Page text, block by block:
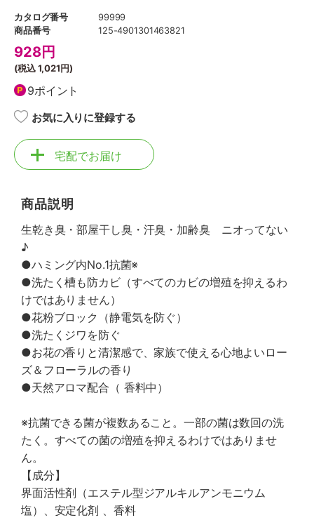
カタログ番号
99999
商品番号
125-4901301463821
928円
(税込1,021円)
9ポイント
お気に入りに登録する
宅配でお届け
商品説明
生乾き臭・部屋干し臭・汗臭・加齢臭 ニオってない
♪
●ハミング内No.1抗菌※
●洗たく槽も防カビ（すべてのカビの増殖を抑えるわ
けではありません）
●花粉ブロック（静電気を防ぐ）
●洗たくジワを防ぐ
●お花の香りと清潔感で、家族で使える心地よいロー
ズ＆フローラルの香り
●天然アロマ配合（ 香料中）
※抗菌できる菌が複数あること。一部の菌は数回の洗
たく。すべての菌の増殖を抑えるわけではありませ
ん。
【成分】
界面活性剤（エステル型ジアルキルアンモニウム
塩）、安定化剤 、香料